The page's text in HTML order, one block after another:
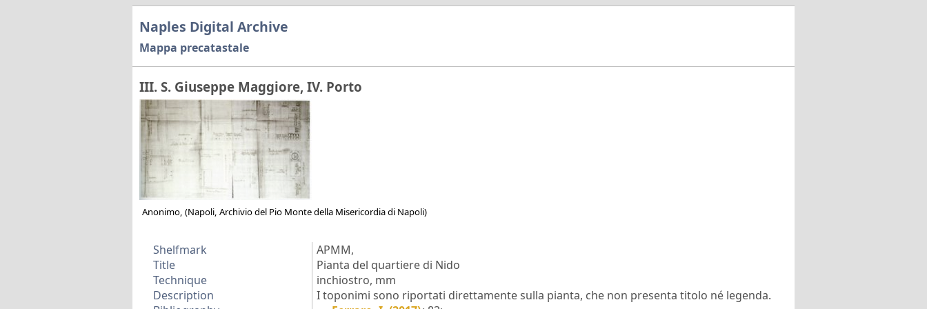
Naples Digital Archive
Mappa precatastale
III. S. Giuseppe Maggiore, IV. Porto
Anonimo, (Napoli, Archivio del Pio Monte della Misericordia di Napoli)
Shelfmark
APMM,
Title
Pianta del quartiere di Nido
Technique
inchiostro, mm
Description
I toponimi sono riportati direttamente sulla pianta, che non presenta titolo né legenda.